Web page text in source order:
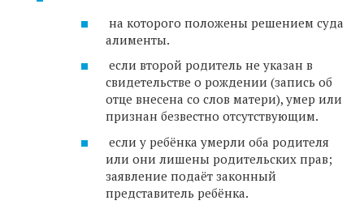
на которого положены решением суда
алименты.
если второй родитель не указан в
свидетельстве о рождении (запись об
отце внесена со слов матери), умер или
признан безвестно отсутствующим.
если у ребёнка умерли оба родителя
или они лишены родительских прав;
заявление подаёт законный
представитель ребёнка.